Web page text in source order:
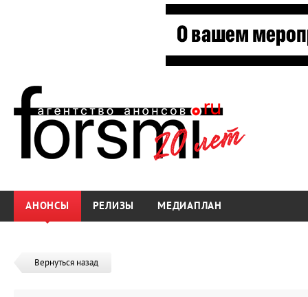
АНОНСЫ РЕЛИЗЫ МЕДИАПЛАН
Вернуться назад